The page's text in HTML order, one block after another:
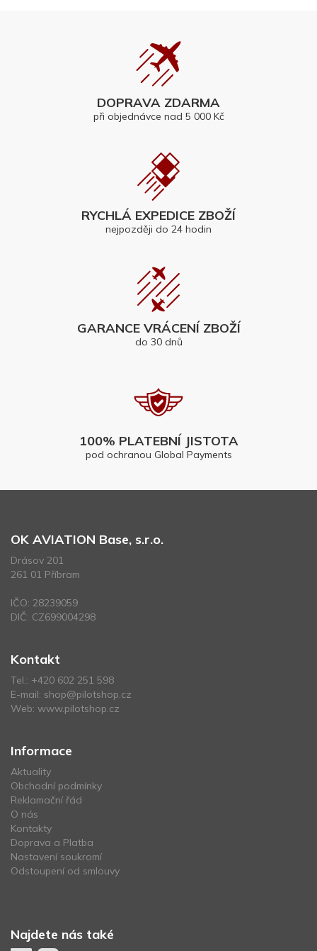
DOPRAVA ZDARMA
při objednávce nad 5 000 Kč
RYCHLÁ EXPEDICE ZBOŽÍ
nejpozději do 24 hodin
GARANCE VRÁCENÍ ZBOŽÍ
do 30 dnů
100% PLATEBNÍ JISTOTA
pod ochranou Global Payments
OK AVIATION Base, s.r.o.
Drásov 201
261 01 Příbram
IČO: 28239059
DIČ: CZ699004298
Kontakt
Tel.: +420 602 251 598
E-mail: shop@pilotshop.cz
Web: www.pilotshop.cz
Informace
Aktuality
Obchodní podmínky
Reklamační řád
O nás
Kontakty
Doprava a Platba
Nastavení soukromí
Odstoupení od smlouvy
Najdete nás také